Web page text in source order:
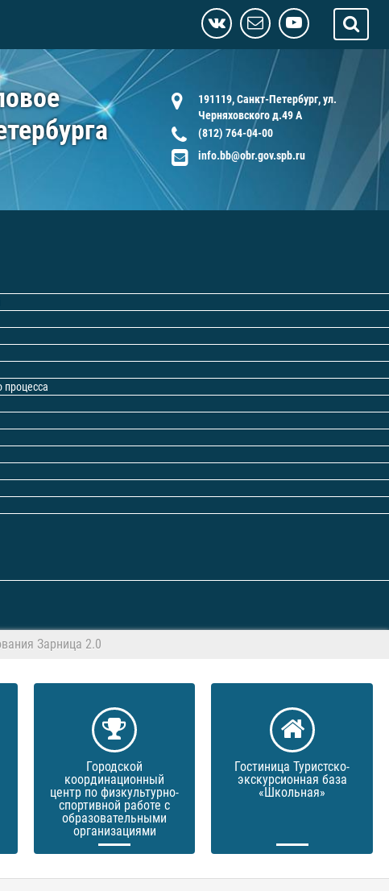
191119, Санкт-Петербург, ул.
Черняховского д.49 А
(812) 764-04-00
info.bb@obr.gov.spb.ru
процесса
Зарница 2.0
Городской
координационный
центр по физкультурно-
спортивной работе с
образовательными
организациями
Гостиница Туристско-
экскурсионная база
«Школьная»